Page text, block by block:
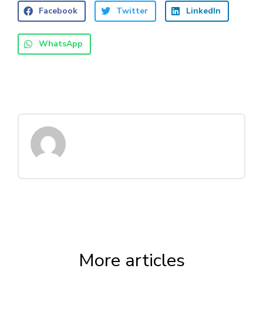
Facebook Twitter LinkedIn
WhatsApp
More articles